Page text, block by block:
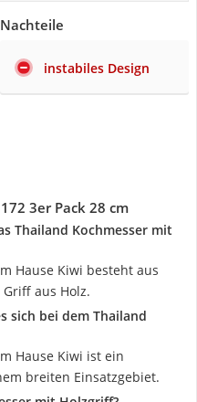
Nachteile
instabiles Design
3er Pack 28 cm
Thailand Kochmesser mit
Hause Kiwi besteht aus
aus Holz.
sich bei dem Thailand
Hause Kiwi ist ein
breiten Einsatzgebiet.